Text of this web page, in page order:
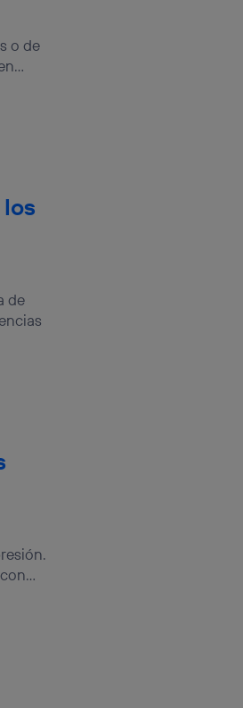
o de
de